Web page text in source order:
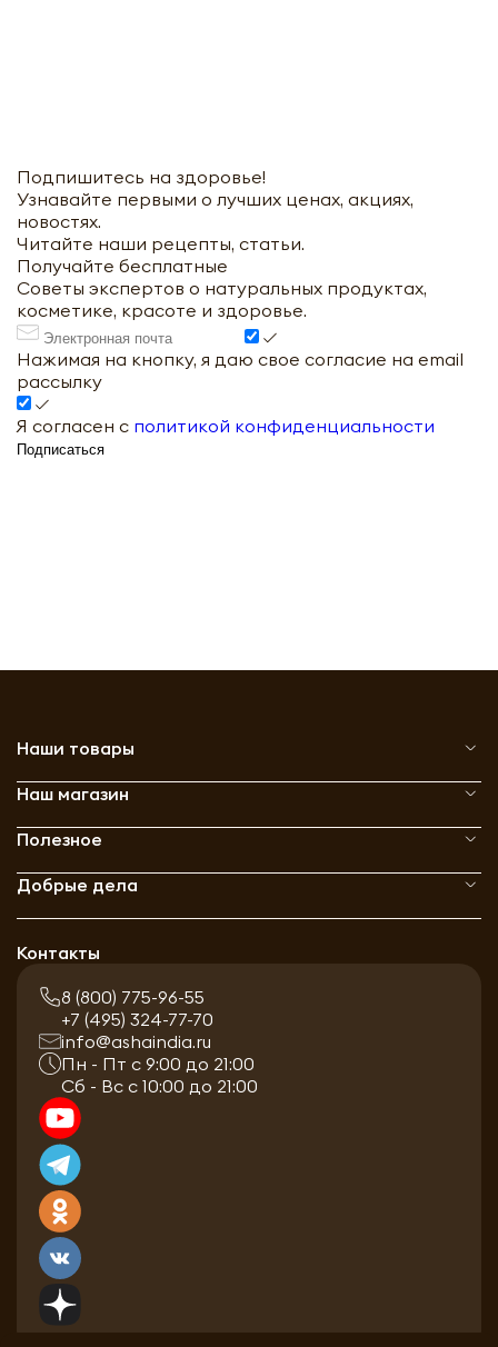
Подпишитесь на здоровье!
Узнавайте первыми о лучших ценах, акциях,
новостях.
Читайте наши рецепты, статьи.
Получайте бесплатные
Советы экспертов о натуральных продуктах,
косметике, красоте и здоровье.
Нажимая на кнопку, я даю свое согласие на email
рассылку
Я согласен с политикой конфиденциальности
Подписаться
Наши товары
Наш магазин
Полезное
Добрые дела
Контакты
8 (800) 775-96-55
+7 (495) 324-77-70
info@ashaindia.ru
Пн - Пт с 9:00 до 21:00
Сб - Вс с 10:00 до 21:00